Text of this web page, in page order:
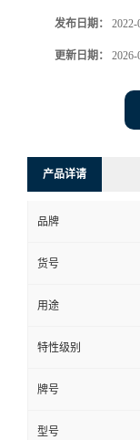
系
发布日期： 2022-
更新日期： 2026-
产品详请
品牌
货号
用途
特性级别
牌号
型号